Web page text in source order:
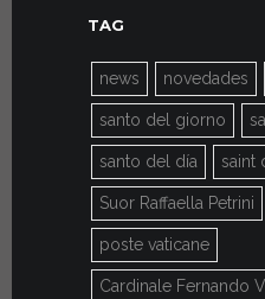
TAG
news novedades
santo del giorno
santo del día saint
Suor Raffaella Petrini
poste vaticane
Cardinale Fernando